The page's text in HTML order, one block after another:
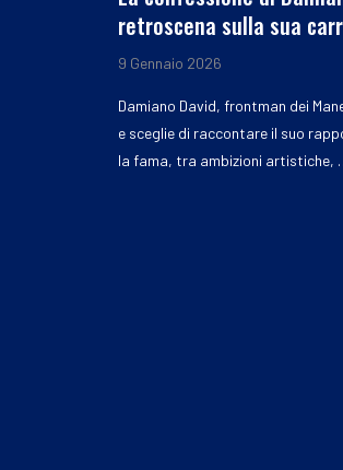
retroscena sulla sua
9 Gennaio 2026
Damiano David, frontman dei
e sceglie di raccontare il suo
la fama, tra ambizioni artistiche,